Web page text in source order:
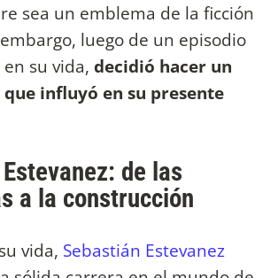
sea un emblema de la ficción
luego de un episodio
su vida, decidió hacer un
influyó en su presente
de las
a la construcción
vida, Sebastián Estevanez